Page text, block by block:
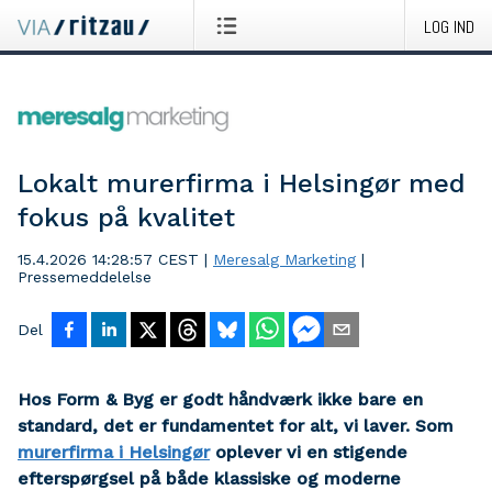
LOG IND
Lokalt murerfirma i Helsingør med
fokus på kvalitet
15.4.2026 14:28:57 CEST | Meresalg Marketing |
Pressemeddelelse
Del
Hos Form & Byg er godt håndværk ikke bare en
standard, det er fundamentet for alt, vi laver. Som
murerfirma i Helsingøroplever vi en stigende
efterspørgsel på både klassiske og moderne